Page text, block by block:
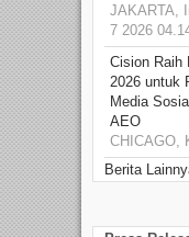
JAKARTA,
7 2026
Cision Raih
2026 untuk
Media
AEO
CHICAGO,
Berita